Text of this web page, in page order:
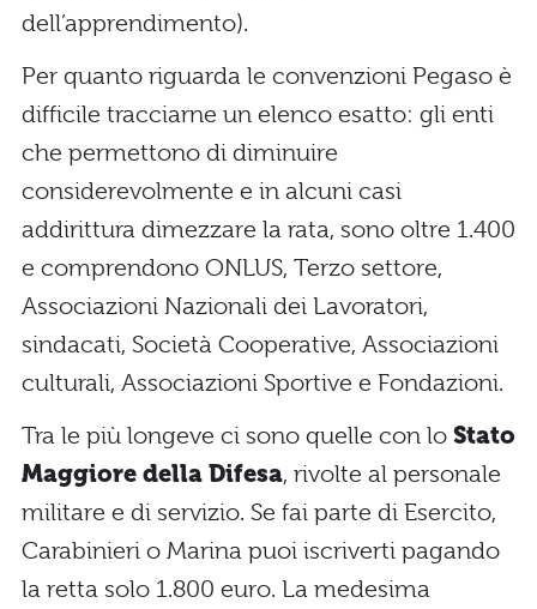
dell’apprendimento).
Per quanto riguarda le convenzioni Pegaso è
difficile tracciarne un elenco esatto: gli enti
che permettono di diminuire
considerevolmente e in alcuni casi
addirittura dimezzare la rata, sono oltre 1.400
e comprendono ONLUS, Terzo settore,
Associazioni Nazionali dei Lavoratori,
sindacati, Società Cooperative, Associazioni
culturali, Associazioni Sportive e Fondazioni.
Tra le più longeve ci sono quelle con lo Stato
Maggiore della Difesa, rivolte al personale
militare e di servizio. Se fai parte di Esercito,
Carabinieri o Marina puoi iscriverti pagando
la retta solo 1.800 euro. La medesima